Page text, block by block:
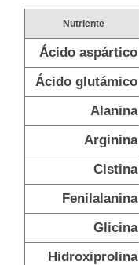
Nutriente
Ácido aspártico
Ácido glutámico
Alanina
Arginina
Cistina
Fenilalanina
Glicina
Hidroxiprolina